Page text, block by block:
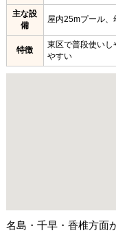
主な設
備
屋内25mプール
特徴
東区で普段使い
やすい
名島・千早・香椎方面